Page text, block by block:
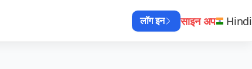
लॉग इन साइन अप Hindi